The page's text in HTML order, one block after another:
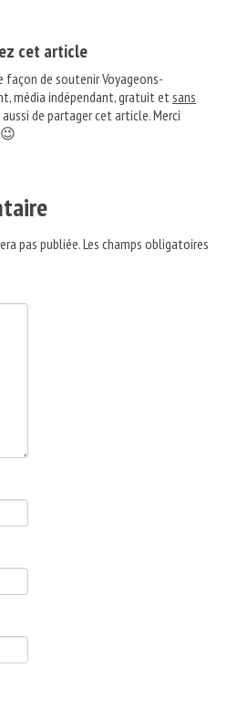
cet article
façon de soutenir Voyageons-
média indépendant, gratuit et sans
de partager cet article. Merci
pas publiée.Les champs obligatoires